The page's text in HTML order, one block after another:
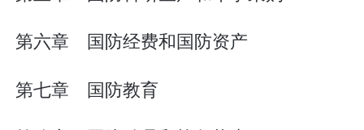
第六章 国防经费和国防资产
第七章 国防教育